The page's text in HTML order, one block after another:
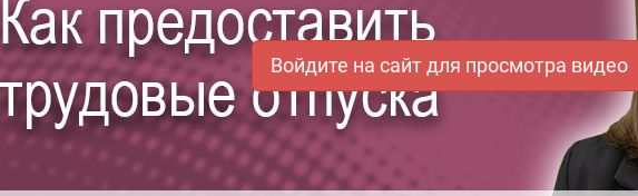
Войдите на сайт для просмотра видео